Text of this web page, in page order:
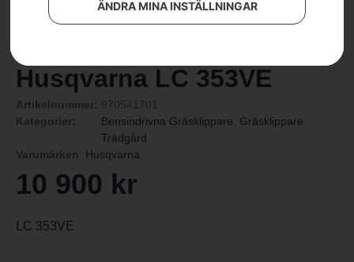
ÄNDRA MINA INSTÄLLNINGAR
Husqvarna LC 353VE
Artikelnummer: 970541701
Kategorier:
Bensindrivna Gräsklippare Gräsklippare
Trädgård
Varumärken
Husqvarna
10 900 kr
LC 353VE